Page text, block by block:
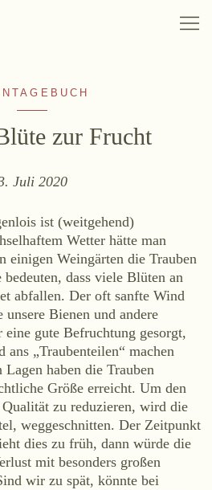
Weingut
& Klima
WEINE
Sekt
Rosé
Rotwein
zur Frucht
Juli 2020
ist (weitgehend)
Wetter hätte man
einigen Weingärten die Trauben
dass viele Blüten an
abfallen. Der oft sanfte Wind
Bienen und andere
eine gute Befruchtung gesorgt,
ans „Traubenteilen“ machen
haben die Trauben
Größe erreicht. Um den
zu reduzieren, wird die
weggeschnitten. Der Zeitpunkt
dies zu früh, dann würde die
mit besonders großen
wir zu spät, könnte bei